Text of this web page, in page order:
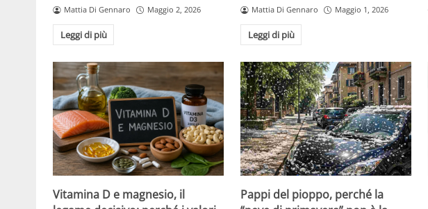
Mattia Di Gennaro Maggio 2, 2026
Leggi di più
Mattia Di Gennaro Maggio 1, 2026
Leggi di più
Vitamina D e magnesio, il
Pappi del pioppo, perché la